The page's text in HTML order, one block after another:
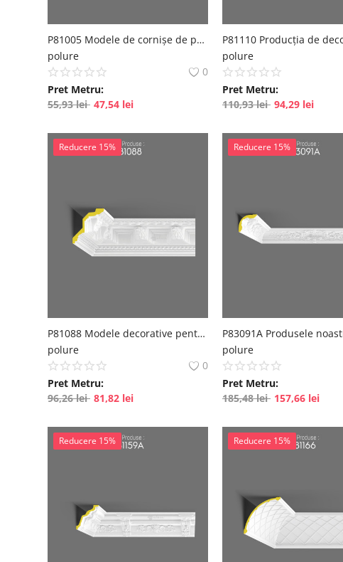
P81005 Modele de cornișe de perete din poliuretan
polure
0
Pret Metru:
55,93lei 47,54 lei
polure
Pret Metru:
110,93lei 94,29 lei
Reducere 15%
P81088 Modele decorative pentru placare de perete din poliuretan
polure
0
Pret Metru:
96,26lei 81,82 lei
Reducere 15%
polure
Pret Metru:
185,48lei 157,66 lei
Reducere 15% Reducere 15%